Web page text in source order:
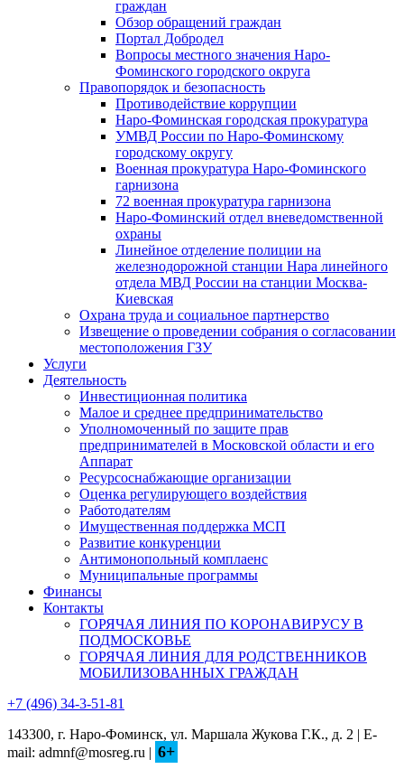
граждан
Обзор обращений граждан
Портал Добродел
Вопросы местного значения Наро-
Фоминского городского округа
Правопорядок и безопасность
Противодействие коррупции
Наро-Фоминская городская прокуратура
УМВД России по Наро-Фоминскому
городскому округу
Военная прокуратура Наро-Фоминского
гарнизона
72 военная прокуратура гарнизона
Наро-Фоминский отдел вневедомственной
охраны
Линейное отделение полиции на
железнодорожной станции Нара линейного
отдела МВД России на станции Москва-
Киевская
Охрана труда и социальное партнерство
Извещение о проведении собрания о согласовании
местоположения ГЗУ
Услуги
Деятельность
Инвестиционная политика
Малое и среднее предпринимательство
Уполномоченный по защите прав
предпринимателей в Московской области и его
Аппарат
Ресурсоснабжающие организации
Оценка регулирующего воздействия
Работодателям
Имущественная поддержка МСП
Развитие конкуренции
Антимонопольный комплаенс
Муниципальные программы
Финансы
Контакты
ГОРЯЧАЯ ЛИНИЯ ПО КОРОНАВИРУСУ В
ПОДМОСКОВЬЕ
ГОРЯЧАЯ ЛИНИЯ ДЛЯ РОДСТВЕННИКОВ
МОБИЛИЗОВАННЫХ ГРАЖДАН
+7 (496) 34-3-51-81
143300, г. Наро-Фоминск, ул. Маршала Жукова Г.К., д. 2 | E-
mail: admnf@mosreg.ru | 6+